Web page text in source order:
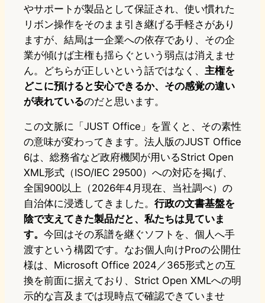
やサポートが製品として保証され、使い慣れた
リボン操作をそのまま引き継げる手軽さがあり
ますが、結局は一企業への依存であり、その企
業が傾けば主権も揺らぐという弱点は消えませ
ん。どちらが正しいという話ではなく、 主権を
どこに預けると安心できるか、その感覚の違い
が表れているのだと思います。
この文脈に「JUST Office」を置くと、その素性
の意味が変わってきます。法人版のJUST Office
6は、総務省など政府機関が用いるStrict Open
XML形式（ISO/IEC 29500）への対応を掲げ、
全国900以上（2026年4月現在、当社調べ）の
自治体に浸透してきました。 行政の文書基盤を
陰で支えてきた製品だと、私たちは見ていま
す。 今回はその系譜を継ぐソフトを、個人へ手
渡すという構図です。なお個人向けProの公開仕
様は、Microsoft Office 2024／365形式との互
換を前面に据えており、Strict Open XMLへの明
示的な言及までは現時点で確認できていませ